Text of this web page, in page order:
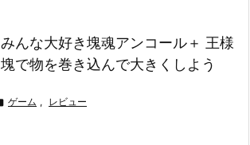
みんな大好き塊魂アンコール＋ 王様
で物を巻き込んで大きくしよう
ゲーム , レビュー